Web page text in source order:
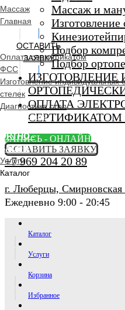
салон
Массаж и
Изготовление
Подбор
Подбор
ИЗГОТОВЛЕНИЕ
ОПЛАТА
СЕРТИФИКАТОМ
ЗАПИСЬ - ОНЛАЙН
ОСТАВИТЬ ЗАЯВКУ
+7 969 204 20 89
г. Люберцы, Смирновская
Ежедневно 9:00 - 20:45
Каталог
Услуги
Корзина
Избранное
Массаж
Главная
ОСТАВИТЬ
ЗАЯВКУ
Оплата сертификатом
ФСС
Изготовление индивидуальных
стелек
Диагностика стоп
Ортопедический
ORTHO -
SALON
Услуги
Каталог